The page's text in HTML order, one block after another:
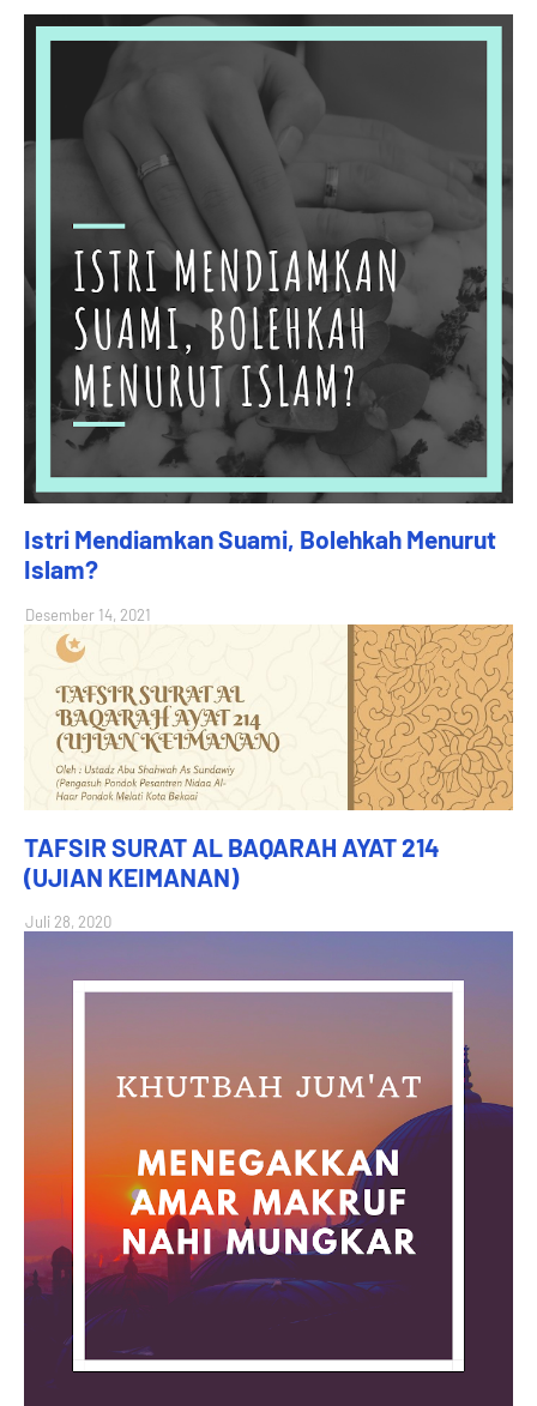
Istri Mendiamkan Suami, Bolehkah Menurut
Islam?
Desember 14, 2021
TAFSIR SURAT AL BAQARAH AYAT 214
(UJIAN KEIMANAN)
Juli 28, 2020